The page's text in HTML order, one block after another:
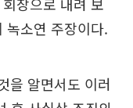
녹소연 주장이다.
을 알면서도 이러